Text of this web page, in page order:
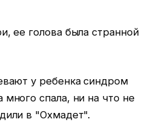
ее голова была странной
у ребенка синдром
спала, ни на что не
в "Охмадет".